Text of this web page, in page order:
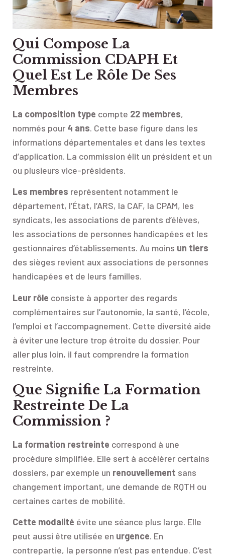
Qui Compose La
Commission CDAPH Et
Quel Est Le Rôle De Ses
Membres
La composition type compte 22 membres,
nommés pour 4 ans. Cette base figure dans les
informations départementales et dans les textes
d’application. La commission élit un président et un
ou plusieurs vice-présidents.
Les membres représentent notamment le
département, l’État, l’ARS, la CAF, la CPAM, les
syndicats, les associations de parents d’élèves,
les associations de personnes handicapées et les
gestionnaires d’établissements. Au moins un tiers
des sièges revient aux associations de personnes
handicapées et de leurs familles.
Leur rôle consiste à apporter des regards
complémentaires sur l’autonomie, la santé, l’école,
l’emploi et l’accompagnement. Cette diversité aide
à éviter une lecture trop étroite du dossier. Pour
aller plus loin, il faut comprendre la formation
restreinte.
Que Signifie La Formation
Restreinte De La
Commission ?
La formation restreinte correspond à une
procédure simplifiée. Elle sert à accélérer certains
dossiers, par exemple un renouvellement sans
changement important, une demande de RQTH ou
certaines cartes de mobilité.
Cette modalité évite une séance plus large. Elle
peut aussi être utilisée en urgence. En
contrepartie, la personne n’est pas entendue. C’est